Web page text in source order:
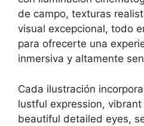
de campo, texturas
visual excepcional, todo
para ofrecerte una
inmersiva y altamente
Cada ilustración
lustful expression,
beautiful detailed eyes,